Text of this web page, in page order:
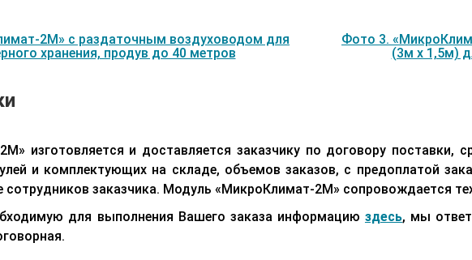
2М» с раздаточным воздуховодом для
хранения, продув до 40 метров
Фото 3.
(3м х 1,5м)
изготовляется и доставляется заказчику по договору поставки,
и комплектующих на складе, объемов заказов, с предоплатой
сотрудников заказчика. Модуль «МикроКлимат-2М» сопровождается
для выполнения Вашего заказа информацию здесь, мы